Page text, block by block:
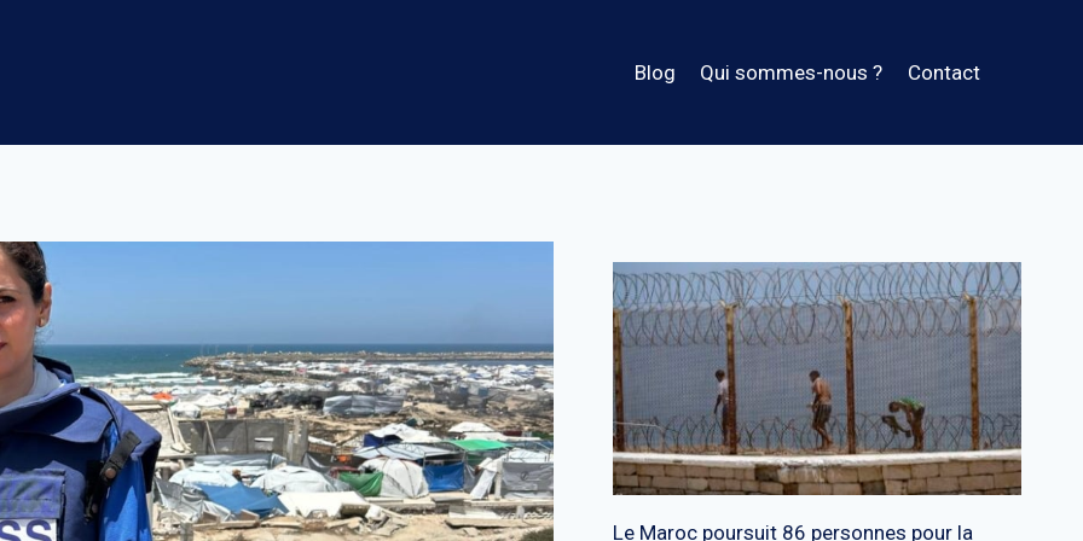
Blog Qui sommes-nous ? Contact
Le Maroc poursuit 86 personnes pour la